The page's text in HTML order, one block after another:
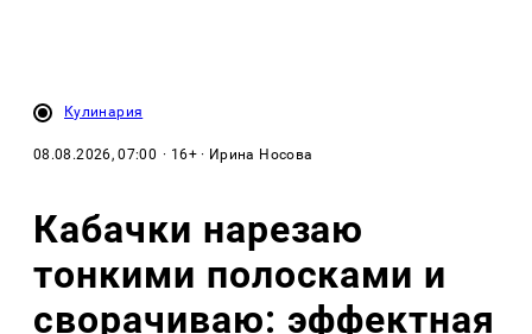
Кулинария
08.08.2026, 07:00 · 16+ · Ирина Носова
Кабачки нарезаю
тонкими полосками и
сворачиваю: эффектная